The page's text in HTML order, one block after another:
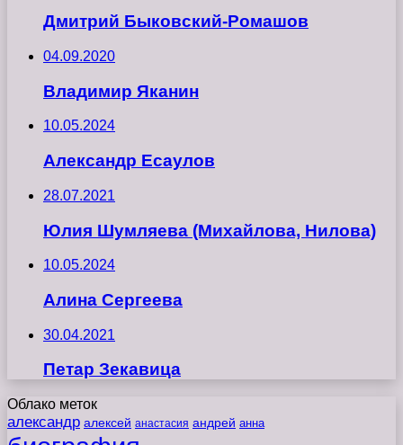
Дмитрий Быковский-Ромашов
04.09.2020
Владимир Яканин
10.05.2024
Александр Есаулов
28.07.2021
Юлия Шумляева (Михайлова, Нилова)
10.05.2024
Алина Сергеева
30.04.2021
Петар Зекавица
Облако меток
александр алексей анастасия андрей анна